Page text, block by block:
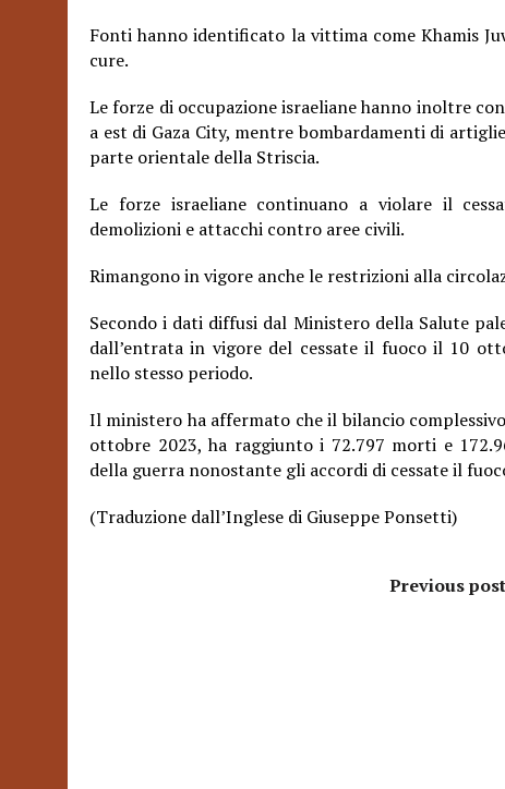
Fonti hanno identificato la vittima come Khamis
cure.
Le forze di occupazione israeliane hanno inoltre
a est di Gaza City, mentre bombardamenti di
parte orientale della Striscia.
Le forze israeliane continuano a violare il
demolizioni e attacchi contro aree civili.
Rimangono in vigore anche le restrizioni alla
Secondo i dati diffusi dal Ministero della Salute
dall’entrata in vigore del cessate il fuoco il 10
nello stesso periodo.
Il ministero ha affermato che il bilancio
ottobre 2023, ha raggiunto i 72.797 morti e
della guerra nonostante gli accordi di cessate il
(Traduzione dall’Inglese di Giuseppe Ponsetti)
Previous post